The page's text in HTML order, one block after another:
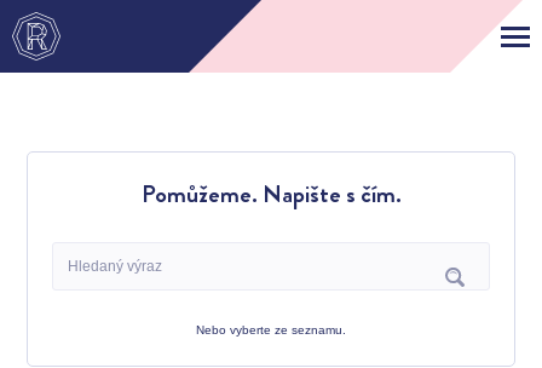
Pomůžeme. Napište s čím.
Nebo vyberte ze seznamu.